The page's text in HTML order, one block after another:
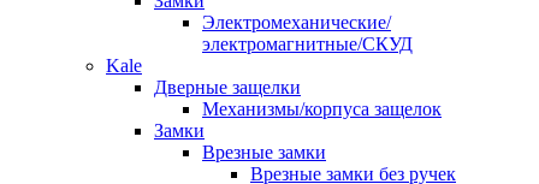
Электромеханические/
электромагнитные/СКУД
Kale
Дверные защелки
Механизмы/корпуса защелок
Замки
Врезные замки
Врезные замки без ручек